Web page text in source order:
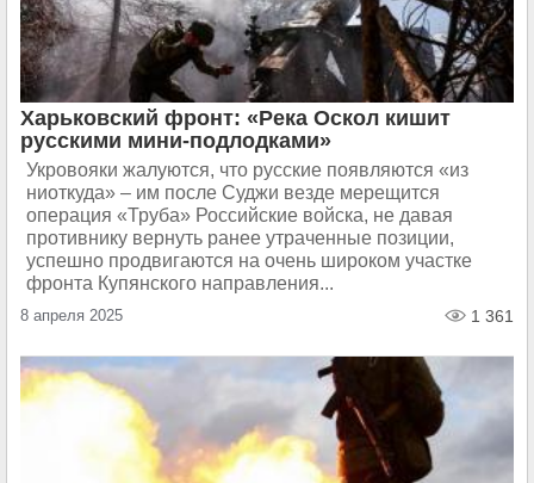
Харьковский фронт: «Река Оскол кишит
русскими мини-подлодками»
Укровояки жалуются, что русские появляются «из
ниоткуда» – им после Суджи везде мерещится
операция «Труба» Российские войска, не давая
противнику вернуть ранее утраченные позиции,
успешно продвигаются на очень широком участке
фронта Купянского направления...
8 апреля 2025 1 361